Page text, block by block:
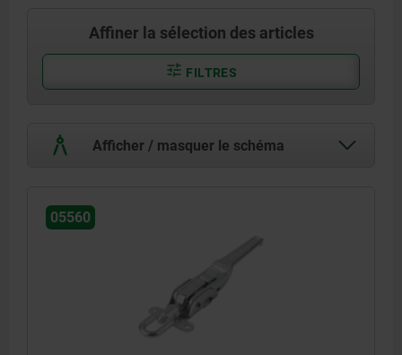
Affiner la sélection des articles
FILTRES
Afficher / masquer le schéma
05560